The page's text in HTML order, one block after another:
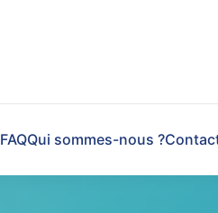
FAQQui sommes-nous ?